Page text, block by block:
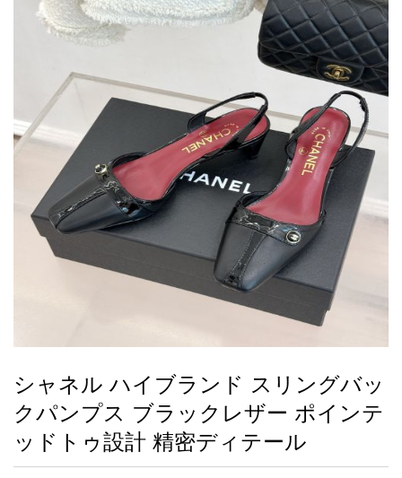
管
せ
yoyocopys@gmail.com
2026人気特集
バッグ
財布
時計
服
ズボン
衣装セット
靴
住まい用品
アクセサリー
ベルト
スカーフ
アイフォーンケ
ース
小物
お
す
め
商
新作入荷！ルイ・ヴィトンスーパーコピー バッグ最新モデルが登場。
シャネル ハイブランド スリングバッ
クパンプス ブラックレザー ポインテ
ッドトゥ設計 精密ディテール